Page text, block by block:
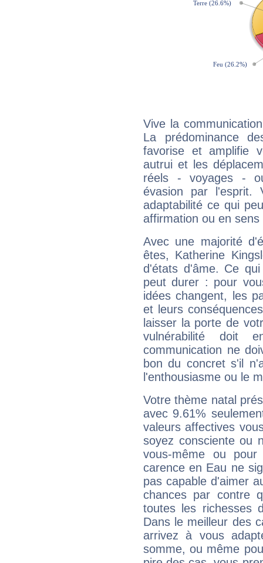
Vive la
La prédominance
favorise et amplifie
autrui et les
réels - voyages -
évasion par l'esprit.
adaptabilité ce qui
affirmation ou en
Avec une majorité
êtes, Katherine
d'états d'âme. Ce
peut durer : pour
idées changent, les
et leurs
laisser la porte de
vulnérabilité doit
communication ne
bon du concret s'il
l'enthousiasme ou le
Votre thème natal
avec 9.61%
valeurs affectives
soyez consciente ou
vous-même ou
carence en Eau ne
pas capable d'aimer
chances par contre
toutes les richesses
Dans le meilleur des
arrivez à vous
somme, ou même